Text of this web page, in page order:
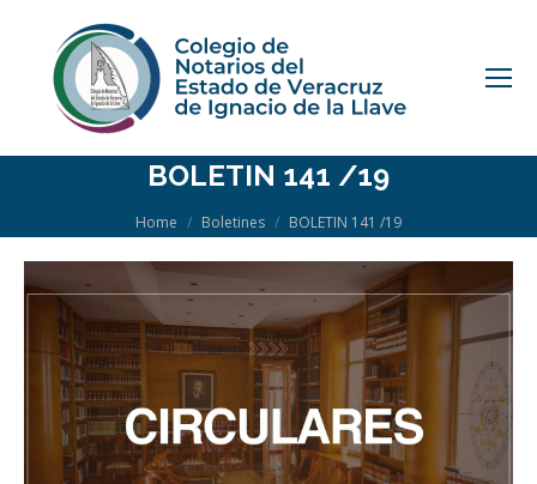
BOLETIN 141 /19
You are here:
Home Boletines BOLETIN 141 /19